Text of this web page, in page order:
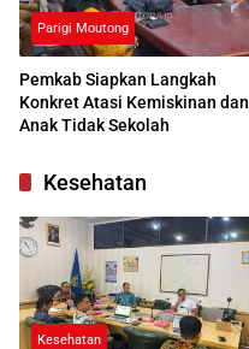
Parigi Moutong
Pemkab Siapkan Langkah
Konkret Atasi Kemiskinan dan
Anak Tidak Sekolah
Kesehatan
Kesehatan